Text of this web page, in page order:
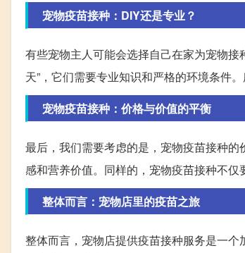
宠物疫苗接种：DIY还是专业？
有些宠物主人可能会选择自己在家为宠物
天”，它们需要专业知识和严格的环境条件
宠物疫苗接种：价格与价值的平衡
最后，我们需要考虑的是，宠物疫苗接种
感和营养价值。同样的，宠物疫苗接种不仅
整体而言：宠物店里的疫苗之旅
整体而言，宠物店提供疫苗接种服务是一